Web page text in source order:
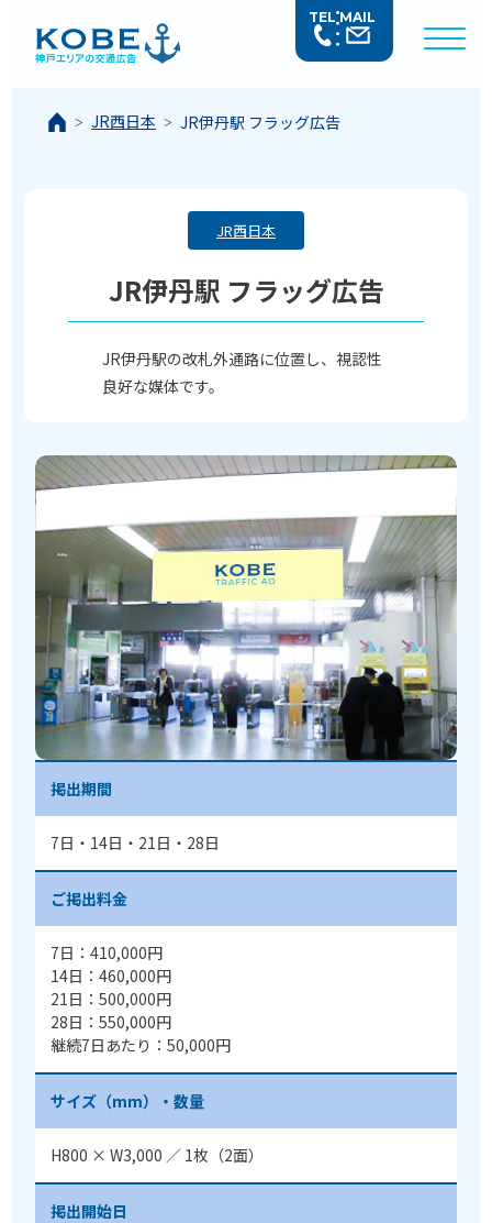
TEL MAIL
JR西日本 JR伊丹駅 フラッグ広告
JR西日本
JR伊丹駅 フラッグ広告
JR伊丹駅の改札外通路に位置し、視認性
良好な媒体です。
掲出期間
7日・14日・21日・28日
ご掲出料金
7日：410,000円
14日：460,000円
21日：500,000円
28日：550,000円
継続7日あたり：50,000円
サイズ（mm）・数量
H800 × W3,000 ／ 1枚（2面）
掲出開始日